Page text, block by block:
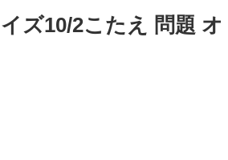
ズ10/2こたえ 問題 オ